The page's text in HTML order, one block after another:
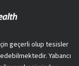
geçerli olup tesisler
Yabancı